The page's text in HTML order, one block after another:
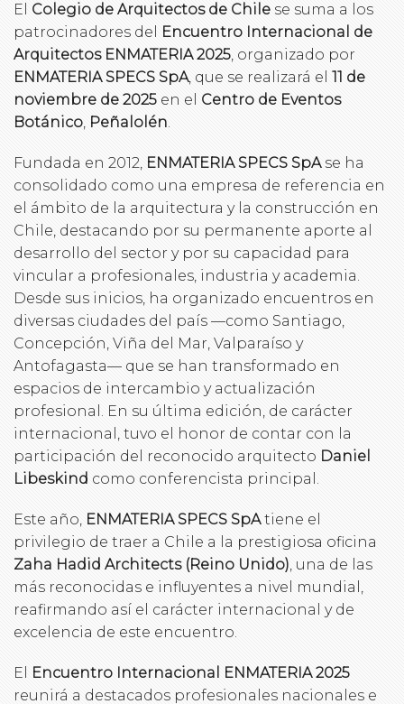
El Colegio de Arquitectos de Chile se suma a los
patrocinadores del
Encuentro Internacional de
Arquitectos ENMATERIA 2025, organizado por
ENMATERIA SPECS SpA, que se realizará el 11 de
noviembre de 2025 en el Centro de Eventos
Botánico, Peñalolén.
Fundada en 2012, ENMATERIA SPECS SpAse ha
consolidado como una empresa de referencia en
el ámbito de la arquitectura y la construcción en
Chile, destacando por su permanente aporte al
desarrollo del sector y por su capacidad para
vincular a profesionales, industria y academia.
Desde sus inicios, ha organizado encuentros en
diversas ciudades del país —como Santiago,
Concepción, Viña del Mar, Valparaíso y
Antofagasta— que se han transformado en
espacios de intercambio y actualización
profesional. En su última edición, de carácter
internacional, tuvo el honor de contar con la
participación del reconocido arquitecto Daniel
Libeskind como conferencista principal.
Este año, ENMATERIA SPECS SpAtiene el
privilegio de traer a Chile a la prestigiosa oficina
Zaha Hadid Architects (Reino Unido), una de las
más reconocidas e influyentes a nivel mundial,
reafirmando así el carácter internacional y de
excelencia de este encuentro.
El
Encuentro Internacional ENMATERIA 2025
reunirá a destacados profesionales nacionales e